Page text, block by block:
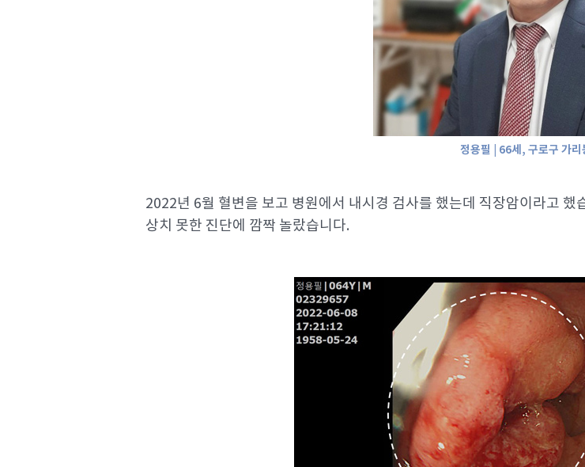
정용필 | 66세, 구로구 가리
2022년 6월 혈변을 보고 병원에서 내시경 검사를 했는데 직장암이라고 했
상치 못한 진단에 깜짝 놀랐습니다.